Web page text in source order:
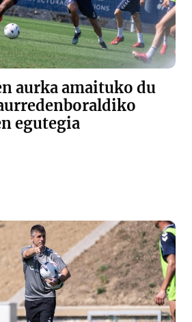
aurka amaituko du
egutegia